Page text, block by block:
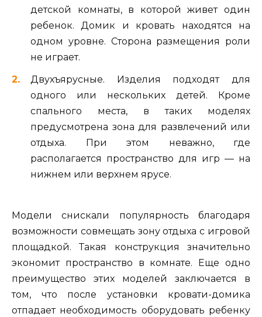
детской комнаты, в которой живет один
ребенок. Домик и кровать находятся на
одном уровне. Сторона размещения роли
не играет.
Двухъярусные. Изделия подходят для
одного или нескольких детей. Кроме
спального места, в таких моделях
предусмотрена зона для развлечений или
отдыха. При этом неважно, где
располагается пространство для игр — на
нижнем или верхнем ярусе.
Модели снискали популярность благодаря
возможности совмещать зону отдыха с игровой
площадкой. Такая конструкция значительно
экономит пространство в комнате. Еще одно
преимущество этих моделей заключается в
том, что после установки кровати-домика
отпадает необходимость оборудовать ребенку